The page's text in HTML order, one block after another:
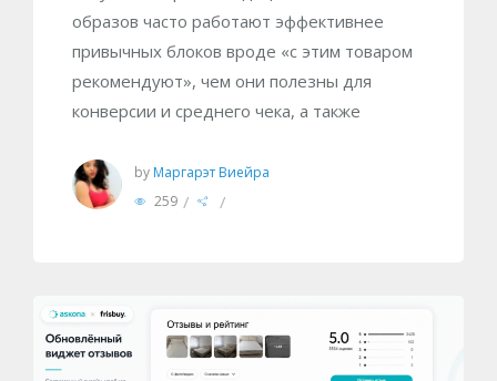
образов часто работают эффективнее
привычных блоков вроде «с этим товаром
рекомендуют», чем они полезны для
конверсии и среднего чека, а также
by Маргарэт Виейра
259 / /